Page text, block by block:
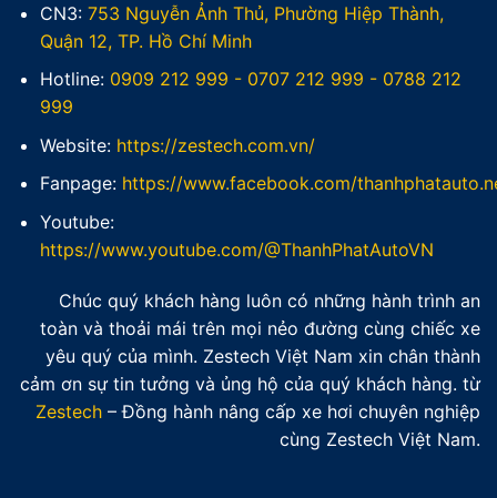
CN3: 753 Nguyễn Ảnh Thủ, Phường Hiệp Thành,
Quận 12, TP. Hồ Chí Minh
Hotline: 0909 212 999 - 0707 212 999 - 0788 212
999
Website: https://zestech.com.vn/
Fanpage: https://www.facebook.com/
Youtube:
https://www.youtube.com/@ThanhPhatAutoVN
Chúc quý khách hàng luôn có những hành trình an
toàn và thoải mái trên mọi nẻo đường cùng chiếc xe
yêu quý của mình. Zestech Việt Nam xin chân thành
cảm ơn sự tin tưởng và ủng hộ của quý khách hàng. từ
Zestech – Đồng hành nâng cấp xe hơi chuyên nghiệp
cùng Zestech Việt Nam.